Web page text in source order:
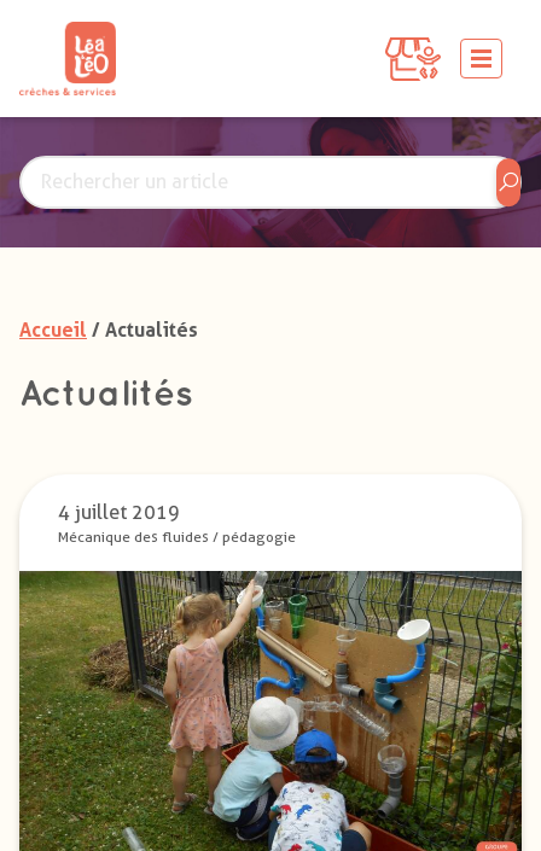
Accueil / Actualités
Actualités
4 juillet 2019
Mécanique des fluides / pédagogie